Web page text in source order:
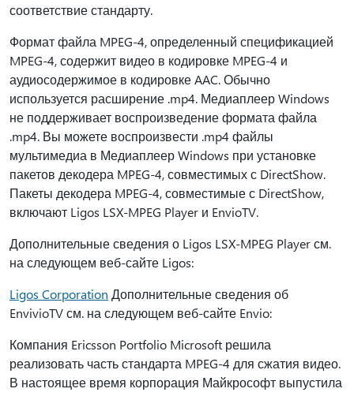
соответствие стандарту.
Формат файла MPEG-4, определенный спецификацией
MPEG-4, содержит видео в кодировке MPEG-4 и
аудиосодержимое в кодировке AAC. Обычно
используется расширение .mp4. Медиаплеер Windows
не поддерживает воспроизведение формата файла
.mp4. Вы можете воспроизвести .mp4 файлы
мультимедиа в Медиаплеер Windows при установке
пакетов декодера MPEG-4, совместимых с DirectShow.
Пакеты декодера MPEG-4, совместимые с DirectShow,
включают Ligos LSX-MPEG Player и EnvioTV.
Дополнительные сведения о Ligos LSX-MPEG Player см.
на следующем веб-сайте Ligos:
Ligos Corporation Дополнительные сведения об
EnvivioTV см. на следующем веб-сайте Envio:
Компания Ericsson Portfolio Microsoft решила
реализовать часть стандарта MPEG-4 для сжатия видео.
В настоящее время корпорация Майкрософт выпустила